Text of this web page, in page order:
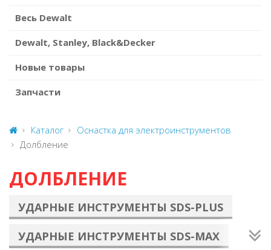
Весь Dewalt
Dewalt, Stanley, Black&Decker
Новые товары
Запчасти
Каталог
Оснастка для электроинструментов
Долбление
ДОЛБЛЕНИЕ
УДАРНЫЕ ИНСТРУМЕНТЫ SDS-PLUS
УДАРНЫЕ ИНСТРУМЕНТЫ SDS-MAX